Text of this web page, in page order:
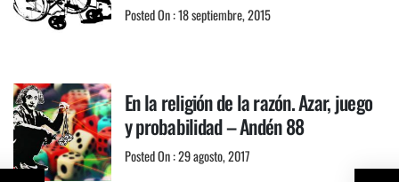
Posted On : 18 septiembre, 2015
En la religión de la razón. Azar, juego
y probabilidad – Andén 88
Posted On : 29 agosto, 2017